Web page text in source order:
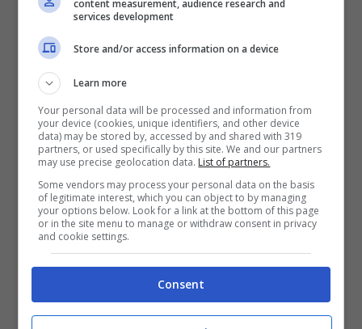
agitare la mano per fargli sapere che la
situazione è sotto controllo
dell’apparecchio sono inoltre in grado di
distinguere questo tipo di interazione dai
movimenti concitati che verosimilmente
verrebbero eseguiti in caso di un vero
incendio, quando ovviamente spegnere
l’allarme non sarebbe desiderabile.
content measurement, audience research and
services development
Store and/or access information on a device
Learn more
Your personal data will be processed and information from
your device (cookies, unique identifiers, and other device
data) may be stored by, accessed by and shared with 319
partners, or used specifically by this site. We and our partners
may use precise geolocation data. List of partners.
Some vendors may process your personal data on the basis
of legitimate interest, which you can object to by managing
your options below. Look for a link at the bottom of this page
or in the site menu to manage or withdraw consent in privacy
and cookie settings.
Consent